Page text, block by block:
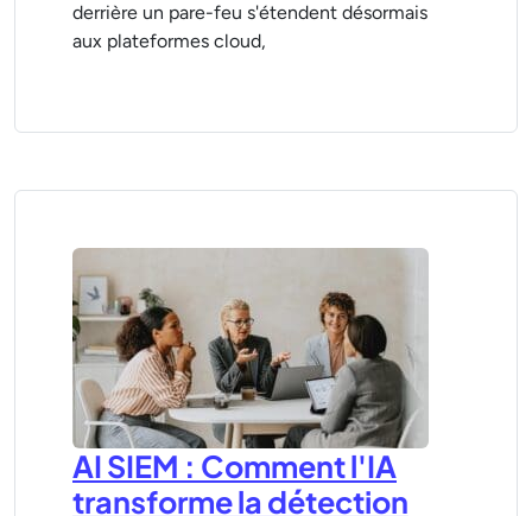
derrière un pare-feu s'étendent désormais
aux plateformes cloud,
AI SIEM : Comment l'IA
transforme la détection